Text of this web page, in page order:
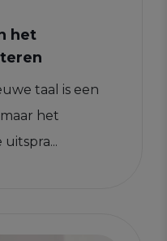
het
taal is een
het